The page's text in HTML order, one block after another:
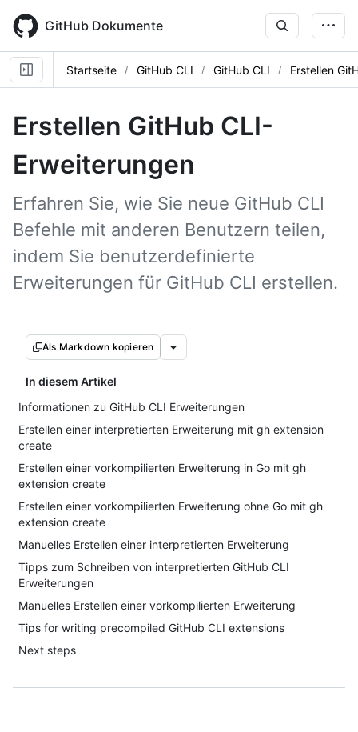
main
content
GitHub Dokumente
Startseite GitHub CLI GitHub CLI Erstellen
Erstellen GitHub CLI-
Erweiterungen
Erfahren Sie, wie Sie neue GitHub CLI
Befehle mit anderen Benutzern teilen,
indem Sie benutzerdefinierte
Erweiterungen für GitHub CLI erstellen.
Als Markdown kopieren
In diesem Artikel
Informationen zu GitHub CLI Erweiterungen
Erstellen einer interpretierten Erweiterung mit gh extension
create
Erstellen einer vorkompilierten Erweiterung in Go mit gh
extension create
Erstellen einer vorkompilierten Erweiterung ohne Go mit gh
extension create
Manuelles Erstellen einer interpretierten Erweiterung
Tipps zum Schreiben von interpretierten GitHub CLI
Erweiterungen
Manuelles Erstellen einer vorkompilierten Erweiterung
Tips for writing precompiled GitHub CLI extensions
Next steps